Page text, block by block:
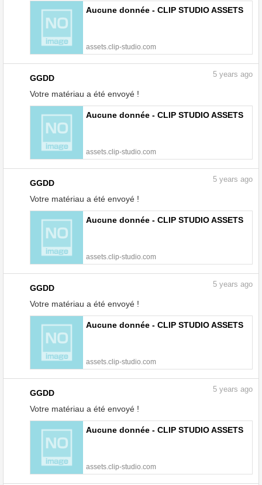
Aucune donnée - CLIP STUDIO ASSETS
assets.clip-studio.com
GGDD
Votre matériau a été envoyé !
5 years ago
Aucune donnée - CLIP STUDIO ASSETS
assets.clip-studio.com
GGDD
Votre matériau a été envoyé !
5 years ago
Aucune donnée - CLIP STUDIO ASSETS
assets.clip-studio.com
GGDD
Votre matériau a été envoyé !
5 years ago
Aucune donnée - CLIP STUDIO ASSETS
assets.clip-studio.com
GGDD
Votre matériau a été envoyé !
5 years ago
Aucune donnée - CLIP STUDIO ASSETS
assets.clip-studio.com